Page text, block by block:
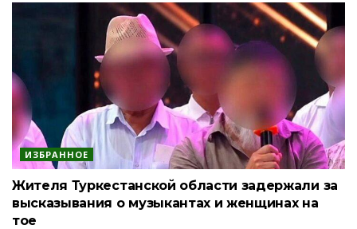
ИЗБРАННОЕ
Жителя Туркестанской области задержали за
высказывания о музыкантах и женщинах на
тое